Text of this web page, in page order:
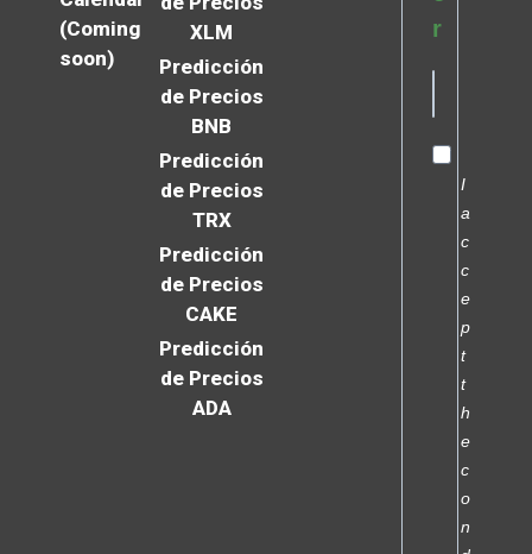
(Coming
soon)
XLM
Predicción
de Precios
BNB
Predicción
de Precios
TRX
Predicción
de Precios
CAKE
Predicción
de Precios
ADA
r
I
a
c
c
e
p
t
t
h
e
c
o
n